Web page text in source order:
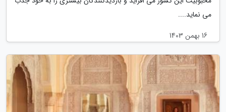
می نماید....
16 بهمن 1403